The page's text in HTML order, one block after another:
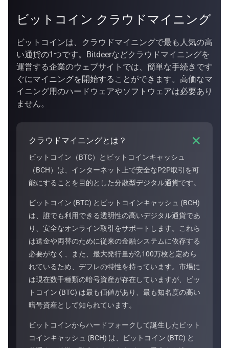
ビットコイン クラウドマイニング
ビットコインは、クラウドマイニングで最も人気の高
い通貨の1つです。Bitdeerなどクラウドマイニングを
運営する企業のウェブサイトでは、簡単な手続きです
ぐにマイニングを開始することができます。高価なマ
イニング用のハードウェアやソフトウェアは必要あり
ません。
クラウドマイニングとは？ 
ビットコイン（BTC）とビットコインキャッシュ
（BCH）は、インターネット上で安全なP2P取引を可
能にすることを目的とした分散型デジタル通貨です。
ビットコイン (BTC) とビットコインキャッシュ (BCH)
は、誰でも利用できる透明性の高いデジタル通貨であ
り、安全なオンライン取引をサポートします。これら
は送金や両替のために従来の金融システムに依存する
必要がなく、また、最大発行量が2,100万枚と定めら
れているため、デフレの特性を持っています。市場に
は現在数千種類の暗号資産が存在していますが、ビッ
トコイン (BTC) は最も価値があり、最も知名度の高い
暗号資産として知られています。
ビットコインからハードフォークして誕生したビット
コインキャッシュ (BCH) は、ビットコイン (BTC) と